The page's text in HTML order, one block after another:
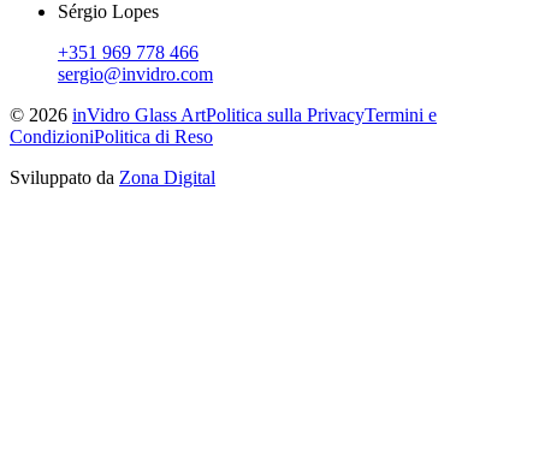
Sérgio Lopes
+351 969 778 466
sergio@invidro.com
© 2026 inVidro Glass ArtPolitica sulla PrivacyTermini e
CondizioniPolitica di Reso
Sviluppato da Zona Digital